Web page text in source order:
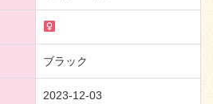
ブラック
2023-12-03